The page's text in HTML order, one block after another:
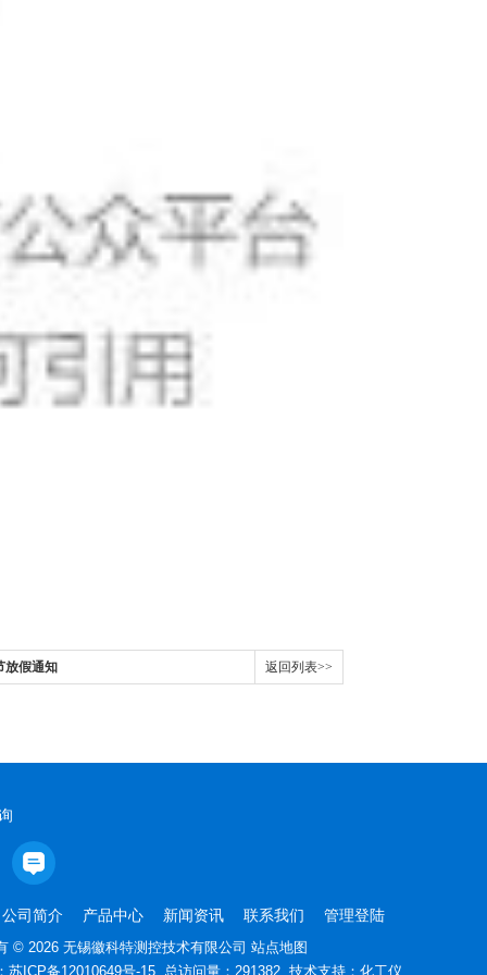
放假通知 返回列表>>
公司简介 产品中心 新闻资讯 联系我们 管理登陆
© 2026 无锡徽科特测控技术有限公司 站点地图
苏ICP备12010649号-15 总访问量：291382 技术支持： 化工仪